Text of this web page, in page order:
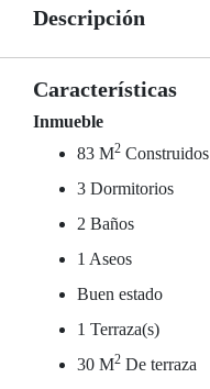
Descripción
Características
Inmueble
83 M2 Construidos
3 Dormitorios
2 Baños
1 Aseos
Buen estado
1 Terraza(s)
30 M2 De terraza